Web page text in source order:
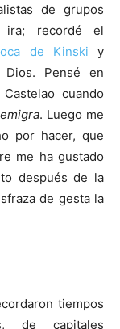
de grupos
ira; recordé el
de Kinski y
Pensé en
cuando
. Luego me
por hacer, que
me ha gustado
después de la
de gesta la
tiempos
de capitales